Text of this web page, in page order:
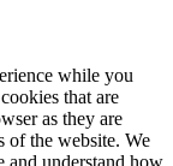
while you
that are
as they are
of the website. We